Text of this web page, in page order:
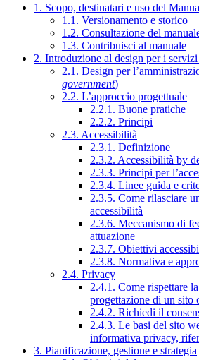
1. Scopo, destinatari e uso del
1.1. Versionamento e storico
1.2. Consultazione del
1.3. Contribuisci al manuale
2. Introduzione al design per i
2.1. Design per
government)
2.2. L’approccio progettuale
2.2.1. Buone pratiche
2.2.2. Principi
2.3. Accessibilità
2.3.1. Definizione
2.3.2. Accessibilità by
2.3.3. Principi per
2.3.4. Linee guida e
2.3.5. Come rilasciare
accessibilità
2.3.6. Meccanismo di
attuazione
2.3.7. Obiettivi
2.3.8. Normativa e
2.4. Privacy
2.4.1. Come rispettare
progettazione di un sito
2.4.2. Richiedi il
2.4.3. Le basi del sito
informativa privacy,
3. Pianificazione, gestione e strategia